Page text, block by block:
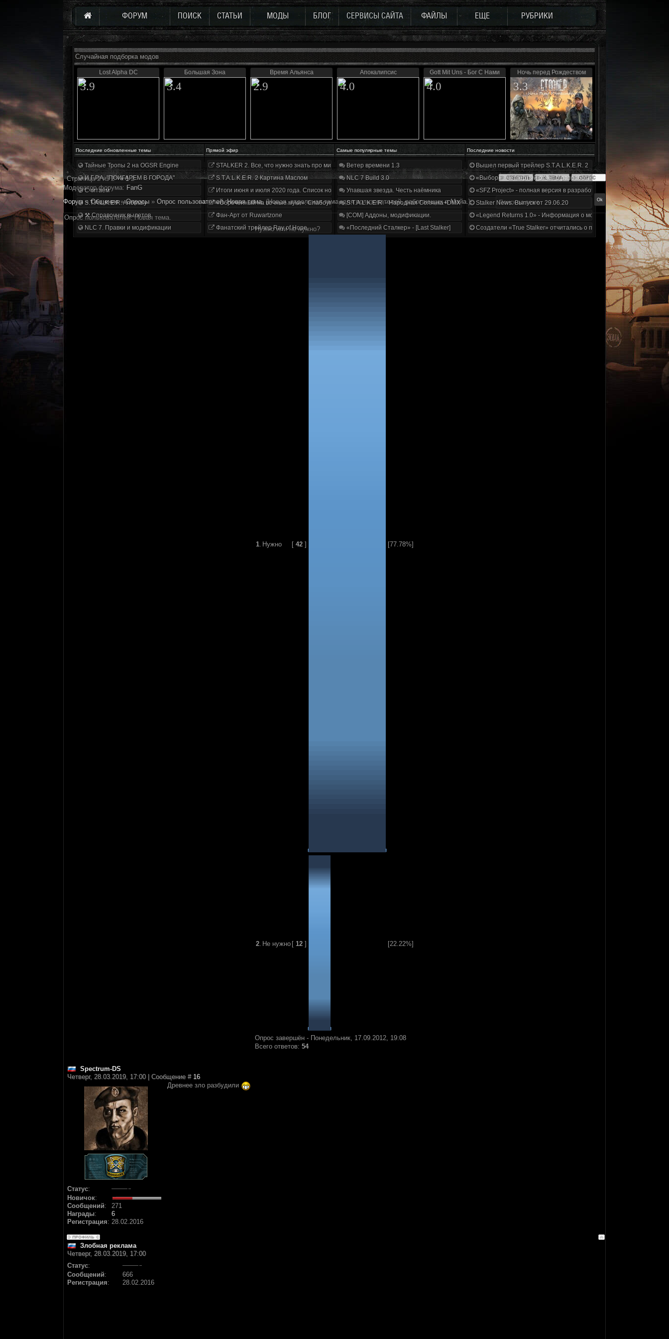
ФОРУМ ПОИСК СТАТЬИ МОДЫ БЛОГ СЕРВИСЫ САЙТА ФАЙЛЫ ЕЩЕ РУБРИКИ
Случайная подборка модов
Lost Alpha DC
3.9
Большая Зона
3.4
Время Альянса
2.9
Апокалипсис
4.0
Gott Mit Uns - Бог С Нами
4.0
Ночь перед Рождеством
3.3
Последние обновленные темы Прямой эфир Самые популярные темы Последние новости
Тайные Тропы 2 на OGSR Engine
И.Г.Р.А. "ПОИГАРЕМ В ГОРОДА"
Считаем
S.T.A.L.K.E.R. Anomaly
⚒ Справочник вылетов
NLC 7. Правки и модификации
STALKER 2. Все, что нужно знать про мир, геймплей и сюжет | Разбор трейлера
S.T.A.L.K.E.R. 2 Картина Маслом
Итоги июня и июля 2020 года. Список нововведений
«Обречённый на вечные муки». Слабоумие и отвага
Фан-Арт от Ruwartzone
Фанатский трейлер Ray of Hope
Ветер времени 1.3
NLC 7 Build 3.0
Упавшая звезда. Честь наёмника
S.T.A.L.K.E.R. - Народная Солянка+DMX 1.3.5.ООП.МА.К.
[COM] Аддоны, модификации.
«Последний Сталкер» - [Last Stalker]
Вышел первый трейлер S.T.A.L.K.E.R. 2
«Выбор» - четвертый отчет о разработке!
«SFZ Project» - полная версия в разработке!
Stalker News. Выпуск от 29.06.20
«Legend Returns 1.0» - Информация о моде за июнь 2020
Создатели «True Stalker» отчитались о проделанной работе
Страница2из2 « 1 2
Модератор форума: FanG
Форум » Общение » Опросы » Опрос пользователей. Новая тема. (Новая, отдельная тема, для пользователей, работающих в Майа.)
Опрос пользователей. Новая тема.
Нужно или не нужно?
1. Нужно [ 42] [77.78%]
2. Не нужно [ 12] [22.22%]
Опрос завершён - Понедельник, 17.09.2012, 19:08
Всего ответов: 54
Spectrum-DS
Четверг, 28.03.2019, 17:00 | Сообщение # 16
Статус:
Новичок:
Сообщений:
271
Награды:
6
Регистрация: 28.02.2016
Древнее зло разбудили
Злобная реклама
Четверг, 28.03.2019, 17:00
Статус:
Сообщений:
666
Регистрация: 28.02.2016